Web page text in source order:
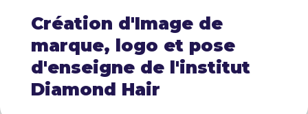
Création d'Image de
marque, logo et pose
d'enseigne de l'institut
Diamond Hair